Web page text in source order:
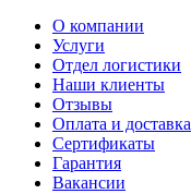
О компании
Услуги
Отдел логистики
Наши клиенты
Отзывы
Оплата и доставка
Сертификаты
Гарантия
Вакансии